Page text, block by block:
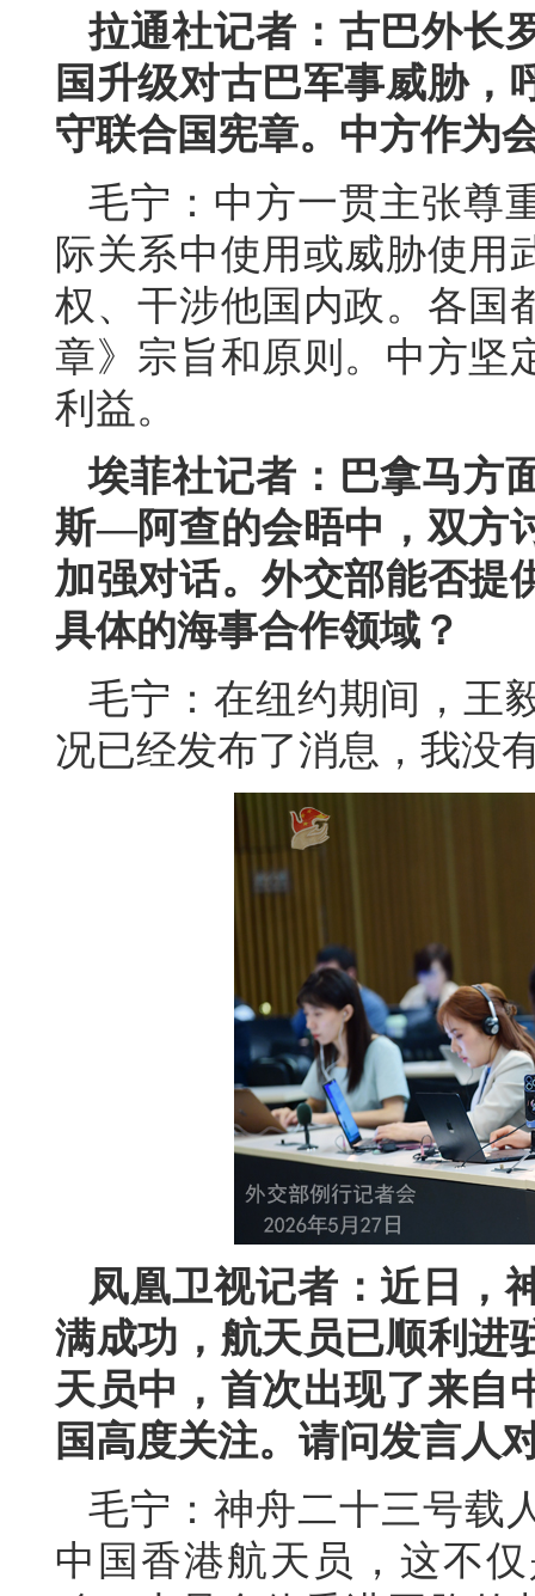
拉通社记者：古巴外长
国升级对古巴军事威胁，
守联合国宪章。中方作为
毛宁：中方一贯主张尊
际关系中使用或威胁使用
权、干涉他国内政。各国
章》宗旨和原则。中方坚
利益。
埃菲社记者：巴拿马方
斯—阿查的会晤中，双方
加强对话。外交部能否提
具体的海事合作领域？
毛宁：在纽约期间，王
况已经发布了消息，我没
凤凰卫视记者：近日，
满成功，航天员已顺利进
天员中，首次出现了来自
国高度关注。请问发言人
毛宁：神舟二十三号载
中国香港航天员，这不